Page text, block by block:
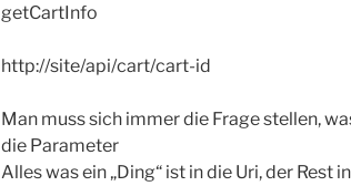
getCartInfo
http://site/api/cart/cart-id
Man muss sich immer die Frage stellen,
die Parameter
Alles was ein „Ding“ ist in die Uri, der Rest